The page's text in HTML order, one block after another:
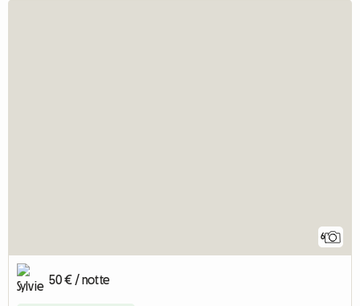
6
50 € / notte